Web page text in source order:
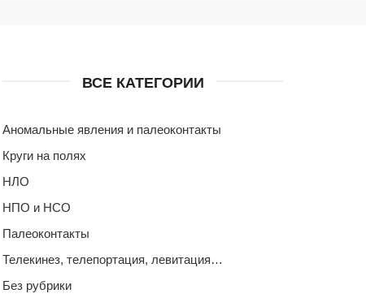
ВСЕ КАТЕГОРИИ
Аномальные явления и палеоконтакты
Круги на полях
НЛО
НПО и НСО
Палеоконтакты
Телекинез, телепортация, левитация…
Без рубрики